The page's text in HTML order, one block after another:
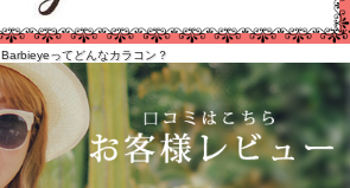
Barbieyeってどんなカラコン？